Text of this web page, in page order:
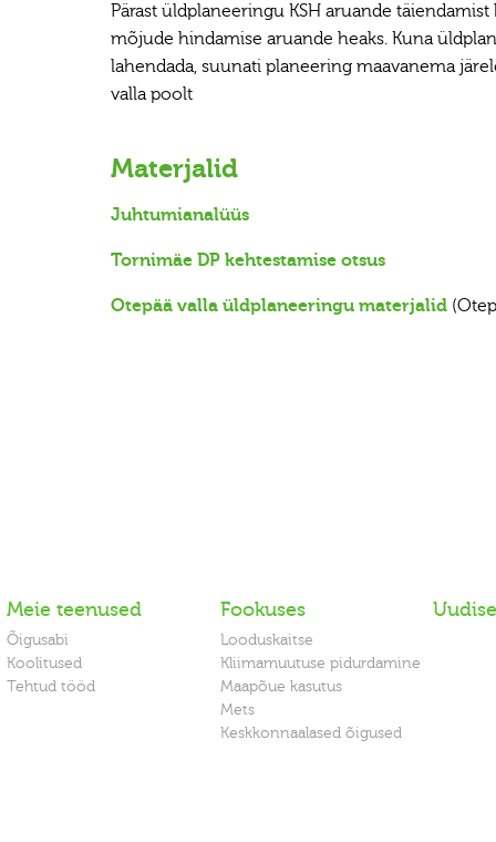
Pärast üldplaneeringu KSH aruande
mõjude hindamise aruande heaks. Kuna
lahendada, suunati planeering maavanema
valla poolt
Materjalid
Juhtumianalüüs
Tornimäe DP kehtestamise otsus
Otepää valla üldplaneeringu materjalid
Meie teenused
Õigusabi
Koolitused
Tehtud tööd
Fookuses
Looduskaitse
Kliimamuutuse pidurdamine
Maapõue kasutus
Mets
Keskkonnaalased õigused